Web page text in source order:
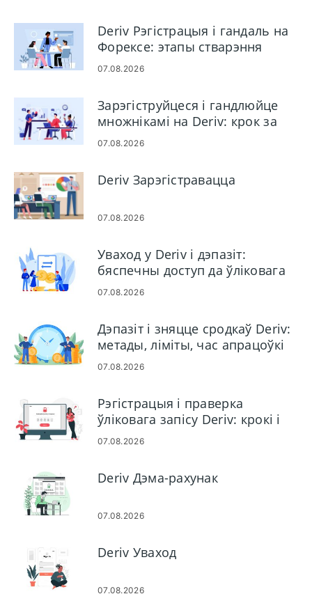
Deriv Рэгістрацыя і гандаль на
Форексе: этапы стварэння
ўліковага запісу і гандлю
07.08.2026
Зарэгіструйцеся і гандлюйце
множнікамі на Deriv: крок за
крокам
07.08.2026
Deriv Зарэгістравацца
07.08.2026
Уваход у Deriv і дэпазіт:
бяспечны доступ да ўліковага
запісу і фінансаванне
07.08.2026
Дэпазіт і зняцце сродкаў Deriv:
метады, ліміты, час апрацоўкі
07.08.2026
Рэгістрацыя і праверка
ўліковага запісу Deriv: крокі і
неабходныя дакументы
07.08.2026
Deriv Дэма-рахунак
07.08.2026
Deriv Уваход
07.08.2026